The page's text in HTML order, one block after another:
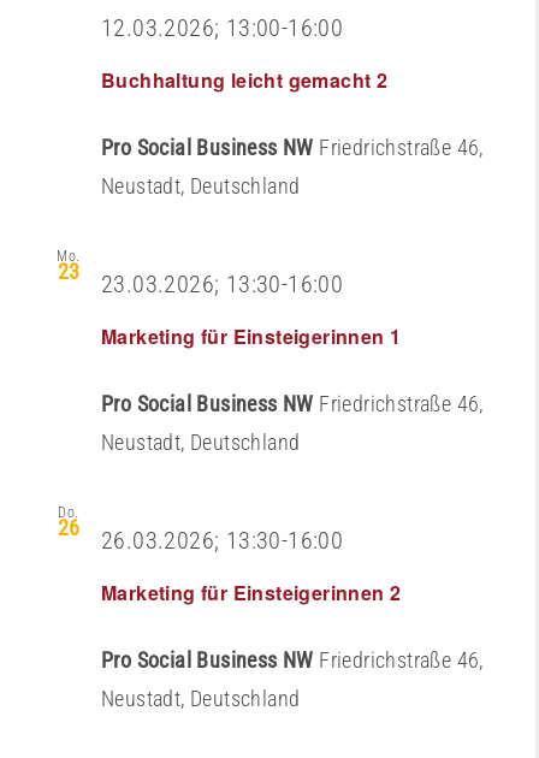
Buchhaltung leicht gemacht 2
12.03.2026; 13:00-16:00
Pro Social Business NW Friedrichstraße 46,
Neustadt, Deutschland
Mo.
23
Marketing für Einsteigerinnen 1
23.03.2026; 13:30-16:00
Pro Social Business NW Friedrichstraße 46,
Neustadt, Deutschland
Do.
26
Marketing für Einsteigerinnen 2
26.03.2026; 13:30-16:00
Pro Social Business NW Friedrichstraße 46,
Neustadt, Deutschland